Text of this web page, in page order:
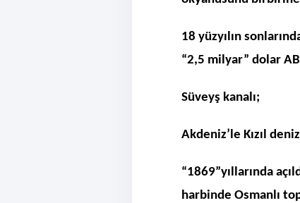
18 yüzyılın
“2,5 milyar” dolar
Süveyş kanalı;
Akdeniz’le Kızıl
“1869”yıllarında
harbinde Osmanlı